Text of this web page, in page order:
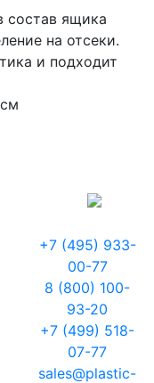
состав ящика
на отсеки.
и подходит
+7 (495) 933-
00-77
8 (800) 100-
93-20
+7 (499) 518-
07-77
sales@plastic-